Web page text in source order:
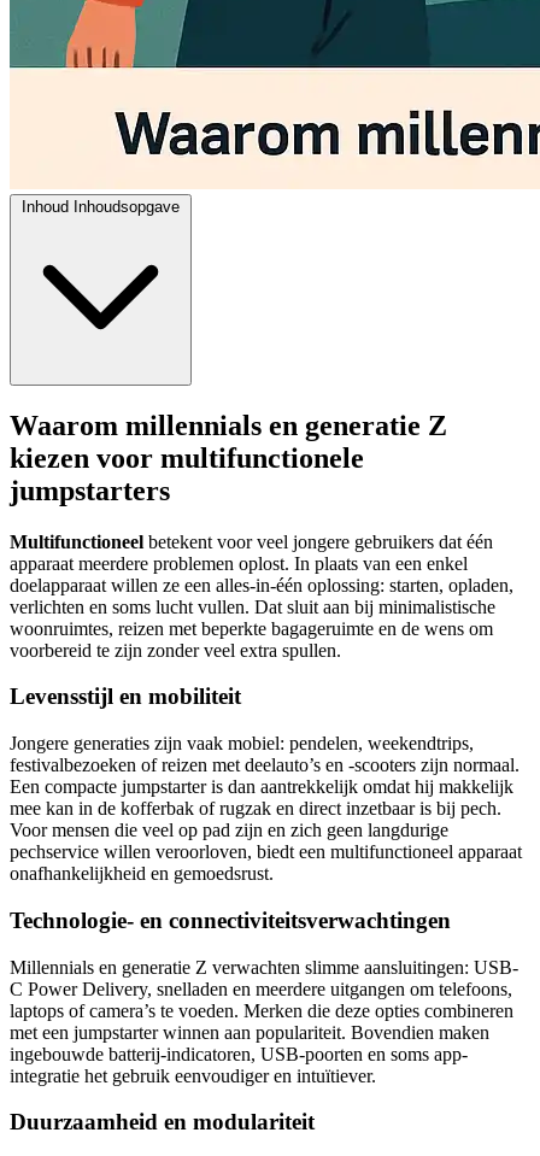
Inhoud Inhoudsopgave
Waarom millennials en generatie Z
kiezen voor multifunctionele
jumpstarters
Multifunctioneel betekent voor veel jongere gebruikers dat één
apparaat meerdere problemen oplost. In plaats van een enkel
doelapparaat willen ze een alles-in-één oplossing: starten, opladen,
verlichten en soms lucht vullen. Dat sluit aan bij minimalistische
woonruimtes, reizen met beperkte bagageruimte en de wens om
voorbereid te zijn zonder veel extra spullen.
Levensstijl en mobiliteit
Jongere generaties zijn vaak mobiel: pendelen, weekendtrips,
festivalbezoeken of reizen met deelauto’s en -scooters zijn normaal.
Een compacte jumpstarter is dan aantrekkelijk omdat hij makkelijk
mee kan in de kofferbak of rugzak en direct inzetbaar is bij pech.
Voor mensen die veel op pad zijn en zich geen langdurige
pechservice willen veroorloven, biedt een multifunctioneel apparaat
onafhankelijkheid en gemoedsrust.
Technologie- en connectiviteitsverwachtingen
Millennials en generatie Z verwachten slimme aansluitingen: USB-
C Power Delivery, snelladen en meerdere uitgangen om telefoons,
laptops of camera’s te voeden. Merken die deze opties combineren
met een jumpstarter winnen aan populariteit. Bovendien maken
ingebouwde batterij-indicatoren, USB-poorten en soms app-
integratie het gebruik eenvoudiger en intuïtiever.
Duurzaamheid en modulariteit